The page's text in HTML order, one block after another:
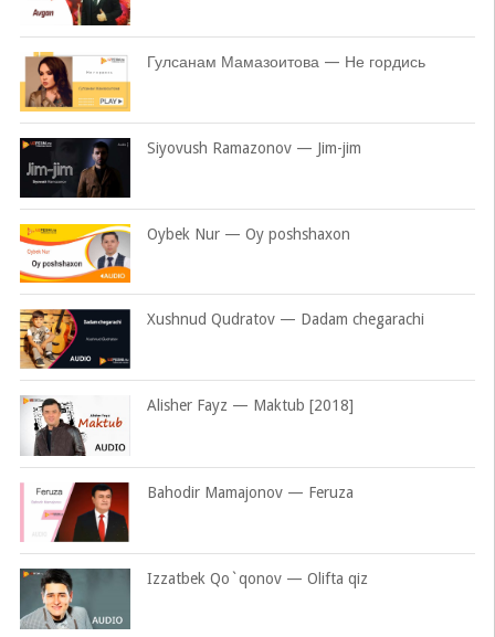
Гулсанам Мамазоитова — Не гордись
Siyovush Ramazonov — Jim-jim
Oybek Nur — Oy poshshaxon
Xushnud Qudratov — Dadam chegarachi
Alisher Fayz — Maktub [2018]
Bahodir Mamajonov — Feruza
Izzatbek Qo`qonov — Olifta qiz